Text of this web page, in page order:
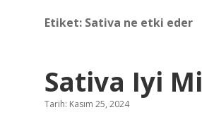
Etiket: Sativa ne etki eder
Sativa Iyi Mi
Tarih: Kasım 25, 2024